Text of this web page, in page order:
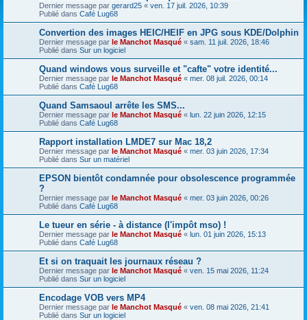
Dernier message par gerard25 « ven. 17 juil. 2026, 10:39
Publié dans Café Lug68
Convertion des images HEIC/HEIF en JPG sous KDE/Dolphin
Dernier message par le Manchot Masqué « sam. 11 juil. 2026, 18:46
Publié dans Sur un logiciel
Quand windows vous surveille et "cafte" votre identité...
Dernier message par le Manchot Masqué « mer. 08 juil. 2026, 00:14
Publié dans Café Lug68
Quand Samsaoul arrête les SMS...
Dernier message par le Manchot Masqué « lun. 22 juin 2026, 12:15
Publié dans Café Lug68
Rapport installation LMDE7 sur Mac 18,2
Dernier message par le Manchot Masqué « mer. 03 juin 2026, 17:34
Publié dans Sur un matériel
EPSON bientôt condamnée pour obsolescence programmée
?
Dernier message par le Manchot Masqué « mer. 03 juin 2026, 00:26
Publié dans Café Lug68
Le tueur en série - à distance (l'impôt mso) !
Dernier message par le Manchot Masqué « lun. 01 juin 2026, 15:13
Publié dans Café Lug68
Et si on traquait les journaux réseau ?
Dernier message par le Manchot Masqué « ven. 15 mai 2026, 11:24
Publié dans Sur un logiciel
Encodage VOB vers MP4
Dernier message par le Manchot Masqué « ven. 08 mai 2026, 21:41
Publié dans Sur un logiciel